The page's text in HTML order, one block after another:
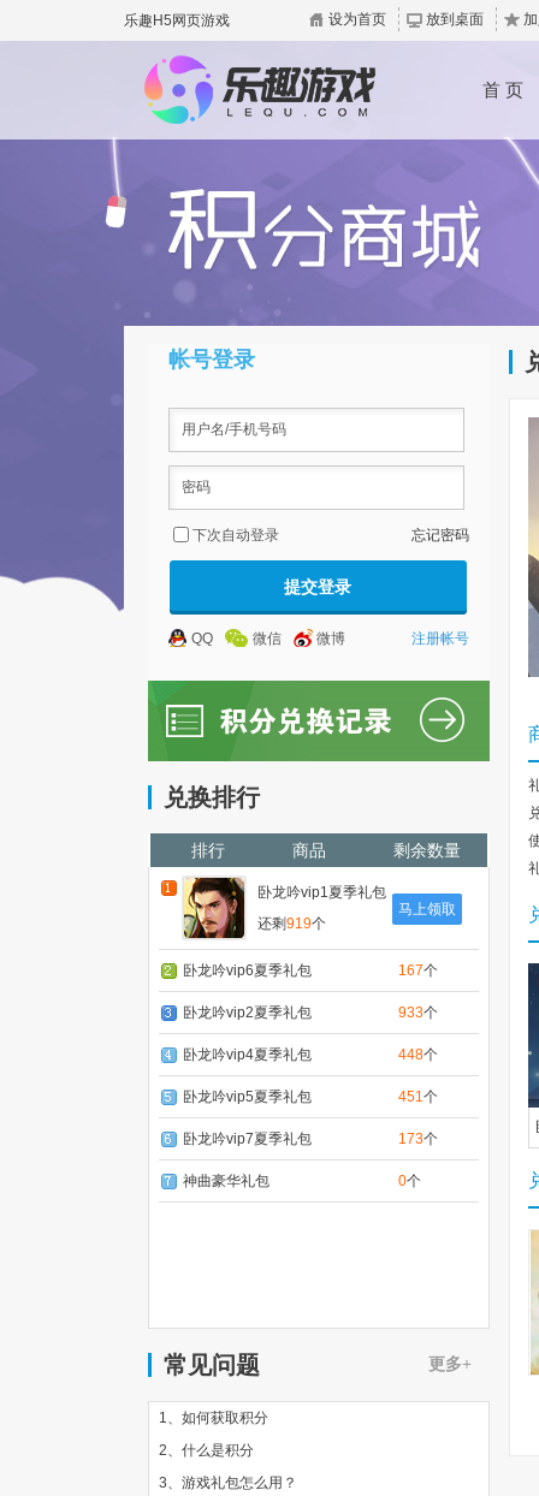
乐趣H5网页游戏 设为首页 放到桌面
首 页
帐号登录
下次自动登录 忘记密码
QQ 微信 微博 注册帐号
兑换排行
排行 商品 剩余数量
卧龙吟vip1夏季礼包
还剩919个
马上领取
卧龙吟vip6夏季礼包 167个
卧龙吟vip2夏季礼包 933个
卧龙吟vip4夏季礼包 448个
卧龙吟vip5夏季礼包 451个
卧龙吟vip7夏季礼包 173个
神曲豪华礼包 0个
常见问题 更多+
1、如何获取积分
2、什么是积分
3、游戏礼包怎么用？